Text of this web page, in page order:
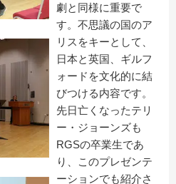
劇と同様に重要で
す。不思議の国のア
リスをキーとして、
日本と英国、ギルフ
ォードを文化的に結
びつける内容です。
先日亡くなったテリ
ー・ジョーンズも
RGSの卒業生であ
り、このプレゼンテ
ーションでも紹介さ